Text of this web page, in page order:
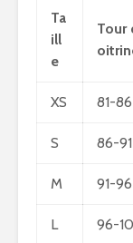
Ta
ill
e
Tour
XS 81-
S 86-
M 91-
L 96-